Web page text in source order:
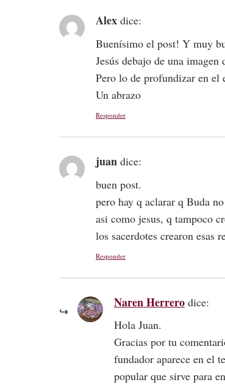
Alex dice:
Buenísimo el post! Y muy
Jesús debajo de una imagen
Pero lo de profundizar en el
Un abrazo
Responder
juan dice:
buen post.
pero hay q aclarar q Buda
asi como jesus, q tampoco
los sacerdotes crearon esas
Responder
Naren Herrero dice:
Hola Juan.
Gracias por tu
fundador aparece en el
popular que sirve para